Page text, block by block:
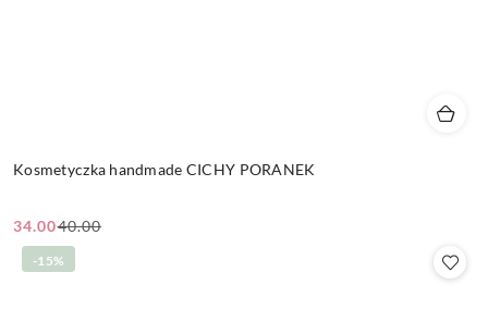
Kosmetyczka handmade CICHY PORANEK
Cena
promocyjna:
34.00
Cena
przed
40.00
-15%